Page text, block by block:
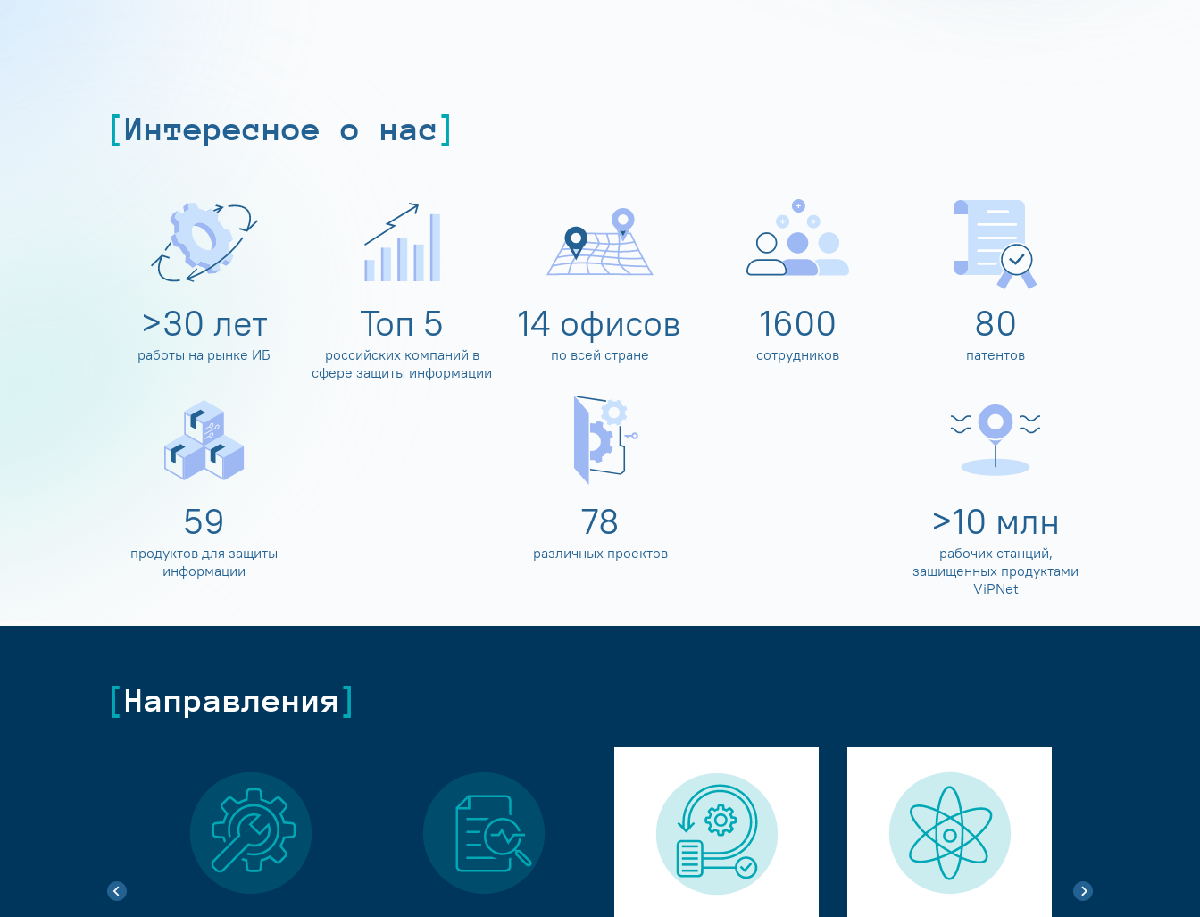
Интересное о нас
>30 лет
работы на рынке ИБ
Топ 5
российских компаний в
сфере защиты информации
14 офисов
по всей стране
1600
сотрудников
80
патентов
60
продуктов для защиты
информации
80
различных проектов
>10 млн
рабочих станций,
защищенных продуктами
ViPNet
Направления